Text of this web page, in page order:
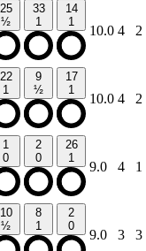
25
½
33
1
14
1
10.0 4 2
22
1
9
½
17
1
10.0 4 2
1
0
2
0
26
1
9.0 4 1
10
½
8
1
2
0
9.0 3 3